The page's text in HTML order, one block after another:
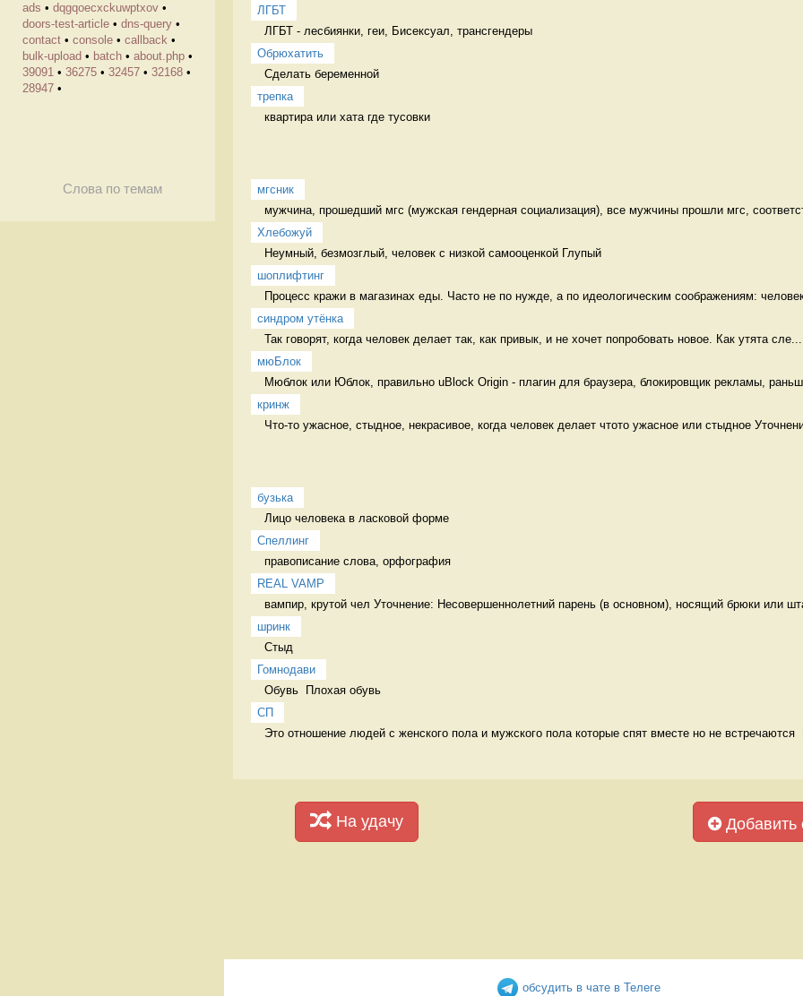
ads • dqgqoecxckuwptxov •
doors-test-article • dns-query •
contact • console • callback •
bulk-upload • batch • about.php •
39091 • 36275 • 32457 • 32168 •
28947 •
Слова по темам
ЛГБТ
ЛГБТ - лесбиянки, геи, Бисексуал, трансгендеры
Обрюхатить
Сделать беременной
трепка
квартира или хата где тусовки
мгсник
мужчина, прошедший мгс (мужская гендерная социализация), все мужчины прошли мгс,
Хлебожуй
Неумный, безмозглый, человек с низкой самооценкой Глупый
шоплифтинг
Процесс кражи в магазинах еды. Часто не по нужде, а по идеологическим соображениям: человек
синдром утёнка
Так говорят, когда человек делает так, как привык, и не хочет попробовать новое. Как утята сле...
мюБлок
Мюблок или Юблок, правильно uBlock Origin - плагин для браузера, блокировщик рекламы,
кринж
Что-то ужасное, стыдное, некрасивое, когда человек делает чтото ужасное или стыдное
бузька
Лицо человека в ласковой форме
Спеллинг
правописание слова, орфография
REAL VAMP
вампир, крутой чел Уточнение: Несовершеннолетний парень (в основном), носящий брюки или
шринк
Стыд
Гомнодави
Обувь  Плохая обувь
СП
Это отношение людей с женского пола и мужского пола которые спят вместе но не встречаются
На удачу Добавить
обсудить в чате в Телеге